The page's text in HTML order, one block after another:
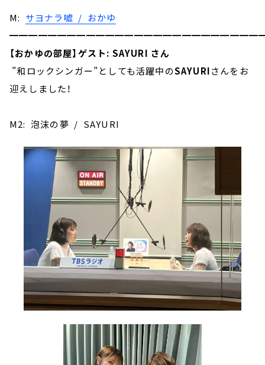
M: サヨナラ嘘 / おかゆ
【おかゆの部屋】ゲスト: SAYURI さん
”和ロックシンガー”としても活躍中のSAYURIさんをお
迎えしました！
M2: 泡沫の夢 / SAYURI